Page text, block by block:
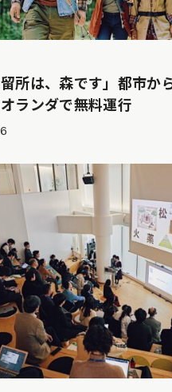
留所は、森です」都市か
ランダで無料運行